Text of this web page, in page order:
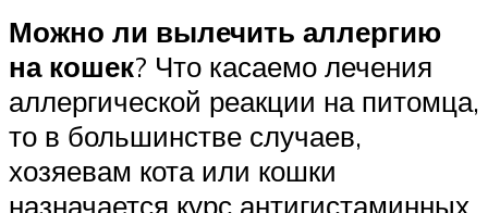
Можно ли вылечить аллергию
на кошек? Что касаемо лечения
аллергической реакции на питомца,
то в большинстве случаев,
хозяевам кота или кошки
назначается курс антигистаминных